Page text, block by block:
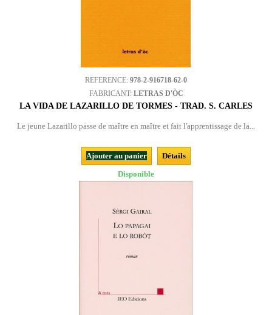
REFERENCE: 978-2-916718-62-0
FABRICANT: LETRAS D'ÒC
LA VIDA DE LAZARILLO DE TORMES - TRAD. S. CARLES
Le jeune Lazarillo passe de maître en maître et fait l'apprentissage de la...
Ajouter au panier
Détails
Disponible